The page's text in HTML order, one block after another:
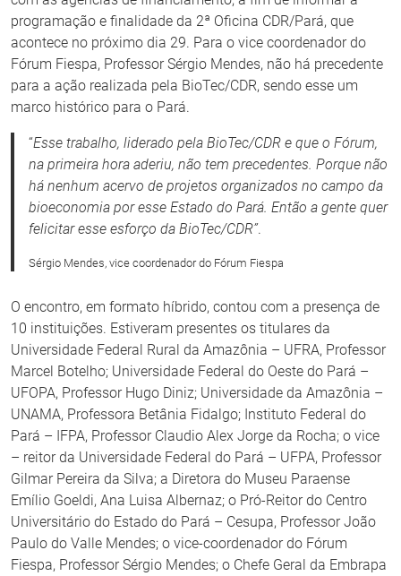
programação e finalidade da 2ª Oficina CDR/Pará, que
acontece no próximo dia 29. Para o vice coordenador do
Fórum Fiespa, Professor Sérgio Mendes, não há precedente
para a ação realizada pela BioTec/CDR, sendo esse um
marco histórico para o Pará.
“Esse trabalho, liderado pela BioTec/CDR e que o Fórum,
na primeira hora aderiu, não tem precedentes. Porque não
há nenhum acervo de projetos organizados no campo da
bioeconomia por esse Estado do Pará. Então a gente quer
felicitar esse esforço da BioTec/CDR”.
Sérgio Mendes, vice coordenador do Fórum Fiespa
O encontro, em formato híbrido, contou com a presença de
10 instituições. Estiveram presentes os titulares da
Universidade Federal Rural da Amazônia – UFRA, Professor
Marcel Botelho; Universidade Federal do Oeste do Pará –
UFOPA, Professor Hugo Diniz; Universidade da Amazônia –
UNAMA, Professora Betânia Fidalgo; Instituto Federal do
Pará – IFPA, Professor Claudio Alex Jorge da Rocha; o vice
– reitor da Universidade Federal do Pará – UFPA, Professor
Gilmar Pereira da Silva; a Diretora do Museu Paraense
Emílio Goeldi, Ana Luisa Albernaz; o Pró-Reitor do Centro
Universitário do Estado do Pará – Cesupa, Professor João
Paulo do Valle Mendes; o vice-coordenador do Fórum
Fiespa, Professor Sérgio Mendes; o Chefe Geral da Embrapa